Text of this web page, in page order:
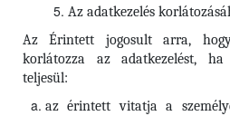
Az adatkezelés
Az Érintett jogosult arra,
korlátozza az adatkezelést,
teljesül:
az érintett vitatja a